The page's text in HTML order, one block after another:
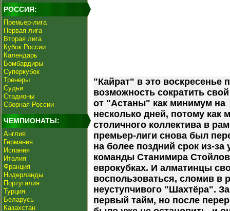
РОССИЯ:
Премьер-лига
Первая лига
Вторая лига
Кубок России
Календарь
Бомбардиры
Суперкубок
Тренеры
Судьи
Стадионы
Сборная России
ЧЕМПИОНАТЫ:
Англия
Германия
Испания
Италия
Франция
Нидерланды
Португалия
Турция
Беларусь
Казахстан
"Кайрат" в это воскресенье
возможность сократить
от "Астаны" как минимум на
несколько дней, потому как
столичного коллектива в
премьер-лиги снова был
на более поздний срок из-за
команды Станимира
еврокубках. И алматинцы
воспользоваться, сломив в
неуступчивого "Шахтёра".
первый тайм, но после